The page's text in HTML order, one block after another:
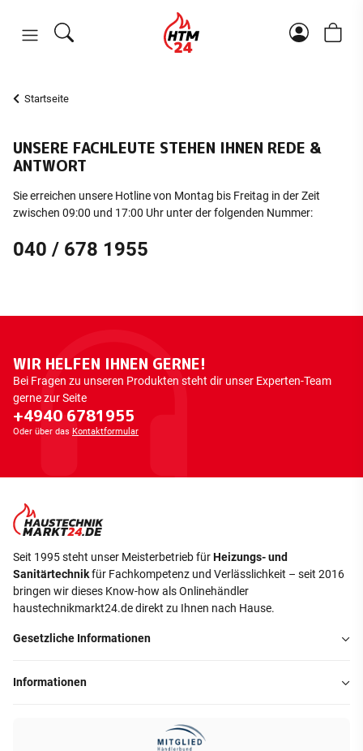
Startseite
UNSERE FACHLEUTE STEHEN IHNEN REDE &
ANTWORT
Sie erreichen unsere Hotline von Montag bis Freitag in der Zeit
zwischen 09:00 und 17:00 Uhr unter der folgenden Nummer:
040 / 678 1955
WIR HELFEN IHNEN GERNE!
Bei Fragen zu unseren Produkten steht dir unser Experten-Team
gerne zur Seite
+4940 6781955
Oder über das Kontaktformular
Seit 1995 steht unser Meisterbetrieb fürHeizungs- und
Sanitärtechnikfür Fachkompetenz und Verlässlichkeit – seit 2016
bringen wir dieses Know-how als Onlinehändler
haustechnikmarkt24.de direkt zu Ihnen nach Hause.
Gesetzliche Informationen
Informationen